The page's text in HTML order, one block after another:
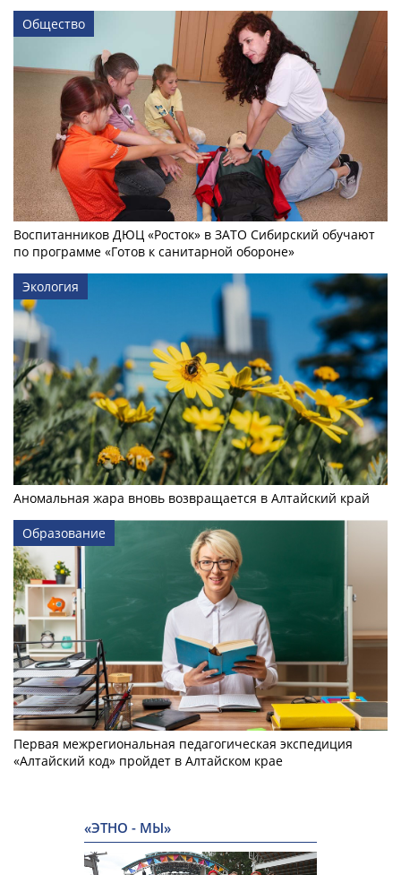
Общество
Воспитанников ДЮЦ «Росток» в ЗАТО Сибирский обучают
по программе «Готов к санитарной обороне»
Экология
Аномальная жара вновь возвращается в Алтайский край
Образование
Первая межрегиональная педагогическая экспедиция
«Алтайский код» пройдет в Алтайском крае
«ЭТНО - МЫ»